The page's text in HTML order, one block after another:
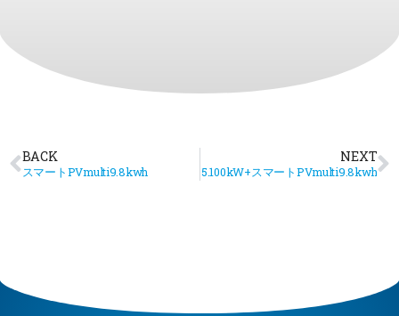
BACK
スマートPVmulti9.8kwh
NEXT
5.100kW+スマートPVmulti9.8kwh